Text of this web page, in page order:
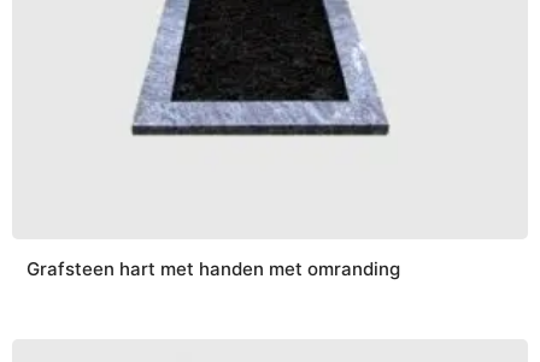
Grafsteen hart met handen met omranding